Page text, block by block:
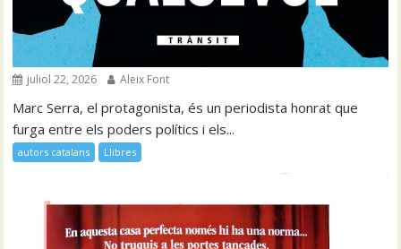
juliol 22, 2026 Aleix Font
Marc Serra, el protagonista, és un periodista honrat que
furga entre els poders polítics i els...
autors catalans Llibres